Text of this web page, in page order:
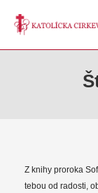
Z knihy proroka
tebou od radosti,